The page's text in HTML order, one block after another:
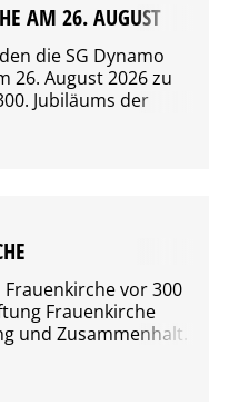
AM 26. AUGUST
die SG Dynamo
26. August 2026 zu
Jubiläums der
morgigen
Etwaige
vor 300
Frauenkirche
und Zusammenhalt.